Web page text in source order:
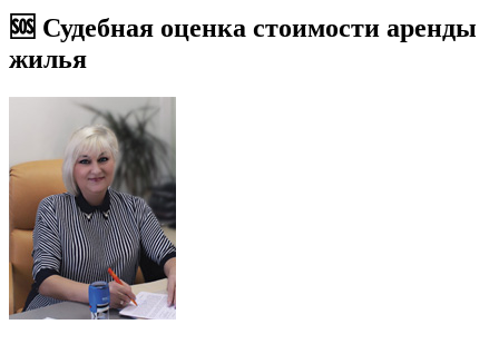
🆘 Судебная оценка стоимости аренды
жилья